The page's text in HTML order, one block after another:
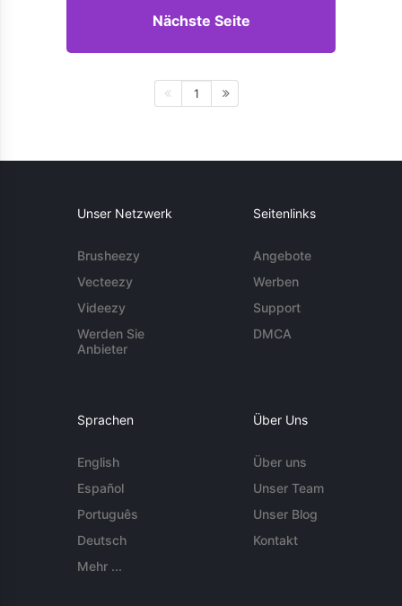
Nächste Seite
1
Unser Netzwerk
Brusheezy
Vecteezy
Videezy
Werden Sie
Anbieter
Seitenlinks
Angebote
Werben
Support
DMCA
Sprachen
English
Español
Português
Deutsch
Mehr ...
Über Uns
Über uns
Unser Team
Unser Blog
Kontakt